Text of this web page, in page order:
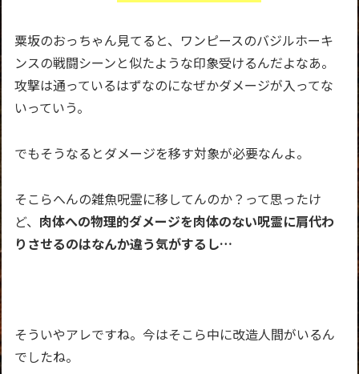
粟坂のおっちゃん見てると、ワンピースのバジルホーキ
ンスの戦闘シーンと似たような印象受けるんだよなあ。
攻撃は通っているはずなのになぜかダメージが入ってな
いっていう。
でもそうなるとダメージを移す対象が必要なんよ。
そこらへんの雑魚呪霊に移してんのか？って思ったけ
ど、 肉体への物理的ダメージを肉体のない呪霊に肩代わ
りさせるのはなんか違う気がするし…
そういやアレですね。今はそこら中に改造人間がいるん
でしたね。